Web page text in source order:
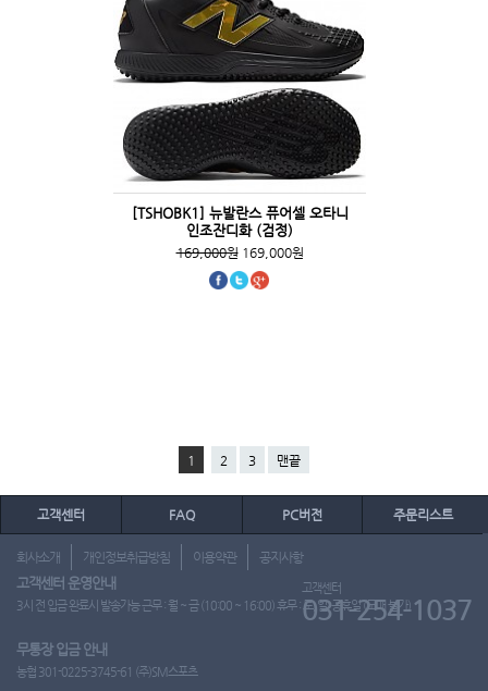
[TSHOBK1] 뉴발란스 퓨어셀 오타니
인조잔디화 (검정)
169,000원169,000원
1 2 3 맨끝
고객센터 FAQ PC버전 주문리스트
회사소개 개인정보취급방침 이용약관 공지사항
고객센터 운영안내
3시 전 입금 완료시 발송가능 근무 : 월 ~ 금 (10:00 ~ 16:00) 휴무 : 토, 일, 공휴일 (도매 불가)
고객센터
031-254-1037
무통장 입금 안내
농협 301-0225-3745-61 (주)SM스포츠